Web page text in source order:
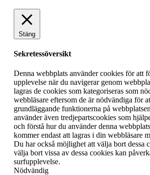
Stäng
Sekretessöversikt
Denna webbplats använder cookies för att
upplevelse när du navigerar genom
lagras de cookies som kategoriseras som
webbläsare eftersom de är nödvändiga för
grundläggande funktionerna på
använder även tredjepartscookies som
och förstå hur du använder denna
kommer endast att lagras i din webbläsare
Du har också möjlighet att välja bort dessa
välja bort vissa av dessa cookies kan
surfupplevelse.
Nödvändig